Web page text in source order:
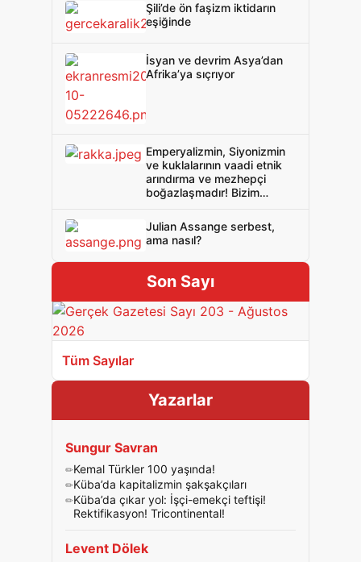
Şili’de ön faşizm iktidarın
eşiğinde
İsyan ve devrim Asya’dan
Afrika’ya sıçrıyor
Emperyalizmin, Siyonizmin
ve kuklalarının vaadi etnik
arındırma ve mezhepçi
boğazlaşmadır! Bizim
emperyalizmden ve
Siyonizmden arındırmaktır!
Julian Assange serbest,
ama nasıl?
Son Sayı
Tüm Sayılar
Yazarlar
Sungur Savran
Kemal Türkler 100 yaşında!
Küba’da kapitalizmin şakşakçıları
Küba’da çıkar yol: İşçi-emekçi teftişi!
Rektifikasyon! Tricontinental!
Levent Dölek